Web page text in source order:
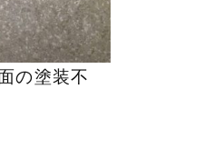
の塗装不